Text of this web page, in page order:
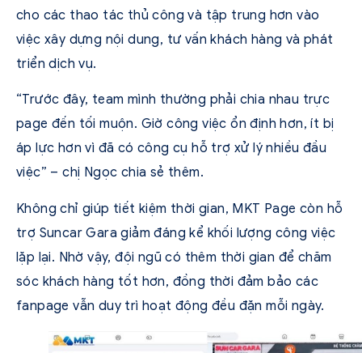
cho các thao tác thủ công và tập trung hơn vào
việc xây dựng nội dung, tư vấn khách hàng và phát
triển dịch vụ.
“Trước đây, team mình thường phải chia nhau trực
page đến tối muộn. Giờ công việc ổn định hơn, ít bị
áp lực hơn vì đã có công cụ hỗ trợ xử lý nhiều đầu
việc” – chị Ngọc chia sẻ thêm.
Không chỉ giúp tiết kiệm thời gian, MKT Page còn hỗ
trợ Suncar Gara giảm đáng kể khối lượng công việc
lặp lại. Nhờ vậy, đội ngũ có thêm thời gian để chăm
sóc khách hàng tốt hơn, đồng thời đảm bảo các
fanpage vẫn duy trì hoạt động đều đặn mỗi ngày.